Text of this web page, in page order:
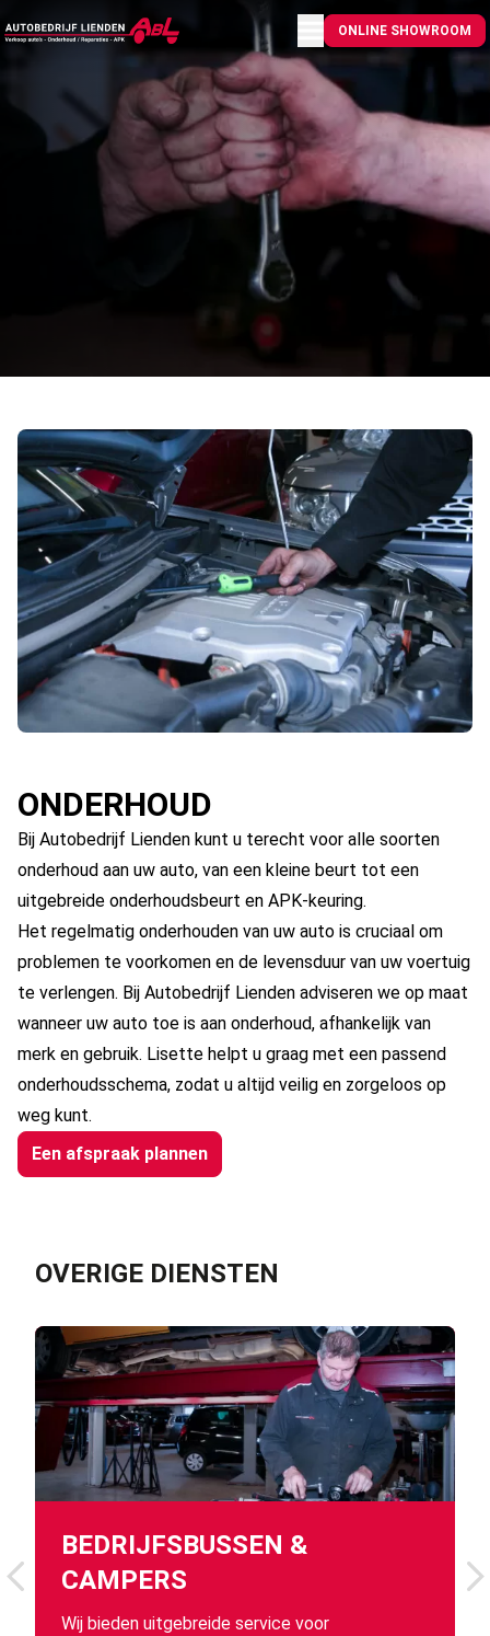
Menu openen
ONLINE SHOWROOM
ONDERHOUD
Bij Autobedrijf Lienden kunt u terecht voor alle soorten
onderhoud aan uw auto, van een kleine beurt tot een
uitgebreide onderhoudsbeurt en APK-keuring.
Het regelmatig onderhouden van uw auto is cruciaal om
problemen te voorkomen en de levensduur van uw voertuig
te verlengen. Bij Autobedrijf Lienden adviseren we op maat
wanneer uw auto toe is aan onderhoud, afhankelijk van
merk en gebruik. Lisette helpt u graag met een passend
onderhoudsschema, zodat u altijd veilig en zorgeloos op
weg kunt.
Een afspraak plannen
OVERIGE DIENSTEN
BEDRIJFSBUSSEN &
CAMPERS
Wij bieden uitgebreide service voor